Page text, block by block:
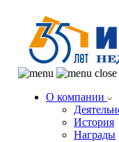
О компании
История
Награды